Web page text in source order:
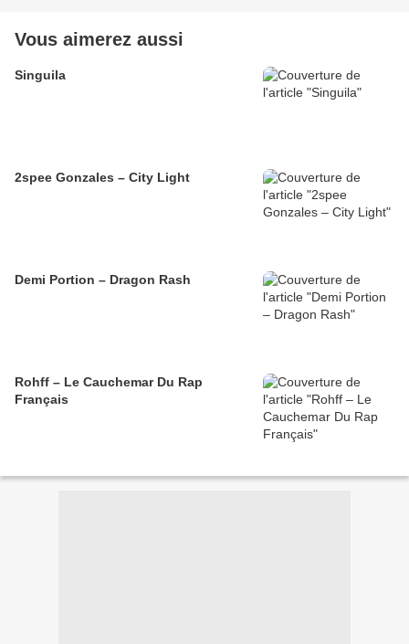
Vous aimerez aussi
Singuila
2spee Gonzales – City Light
Demi Portion – Dragon Rash
Rohff – Le Cauchemar Du Rap
Français